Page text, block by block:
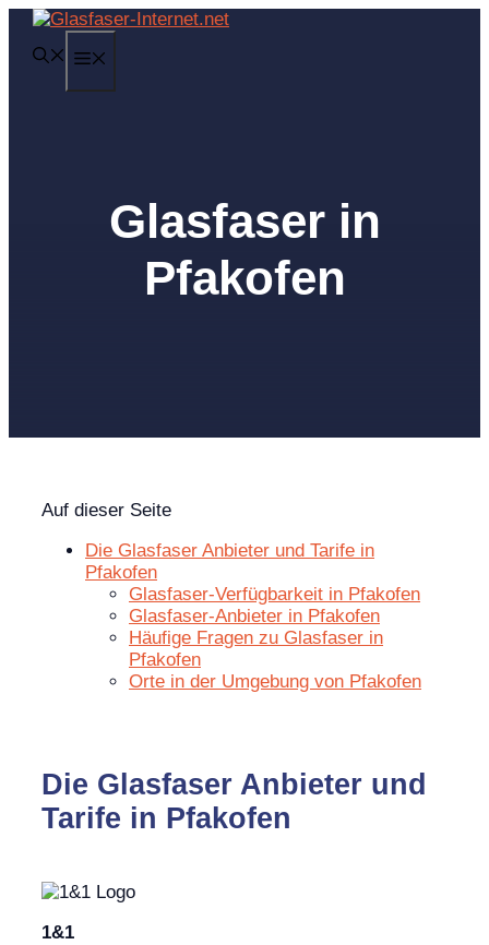
Zum
springen
Glasfaser in
Pfakofen
Auf dieser Seite
Die Glasfaser Anbieter und Tarife in
Pfakofen
Glasfaser-Verfügbarkeit in Pfakofen
Glasfaser-Anbieter in Pfakofen
Häufige Fragen zu Glasfaser in
Pfakofen
Orte in der Umgebung von Pfakofen
Die Glasfaser Anbieter und
Tarife in Pfakofen
1&1